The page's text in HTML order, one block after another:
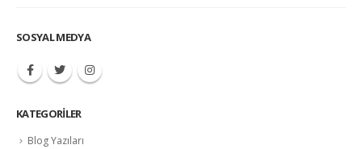
SOSYAL MEDYA
KATEGORILER
Blog Yazıları